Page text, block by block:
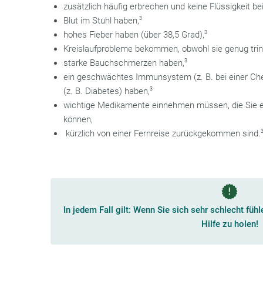
zusätzlich häufig erbrechen und keine Flüssigkeit
Blut im Stuhl haben,3
hohes Fieber haben (über 38,5 Grad),3
Kreislaufprobleme bekommen, obwohl sie genug
starke Bauchschmerzen haben,3
ein geschwächtes Immunsystem (z. B. bei einer
(z. B. Diabetes) haben,3
wichtige Medikamente einnehmen müssen, die Sie
können,
kürzlich von einer Fernreise zurückgekommen sind.
In jedem Fall gilt: Wenn Sie sich sehr schlecht
Hilfe zu holen!